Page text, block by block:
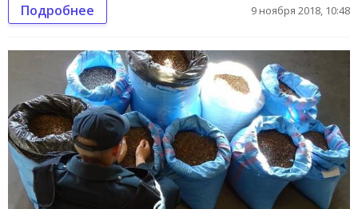
Подробнее 9 ноября 2018, 10:48